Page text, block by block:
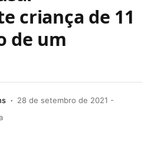
criança de 11
de um
28 de setembro de 2021 -